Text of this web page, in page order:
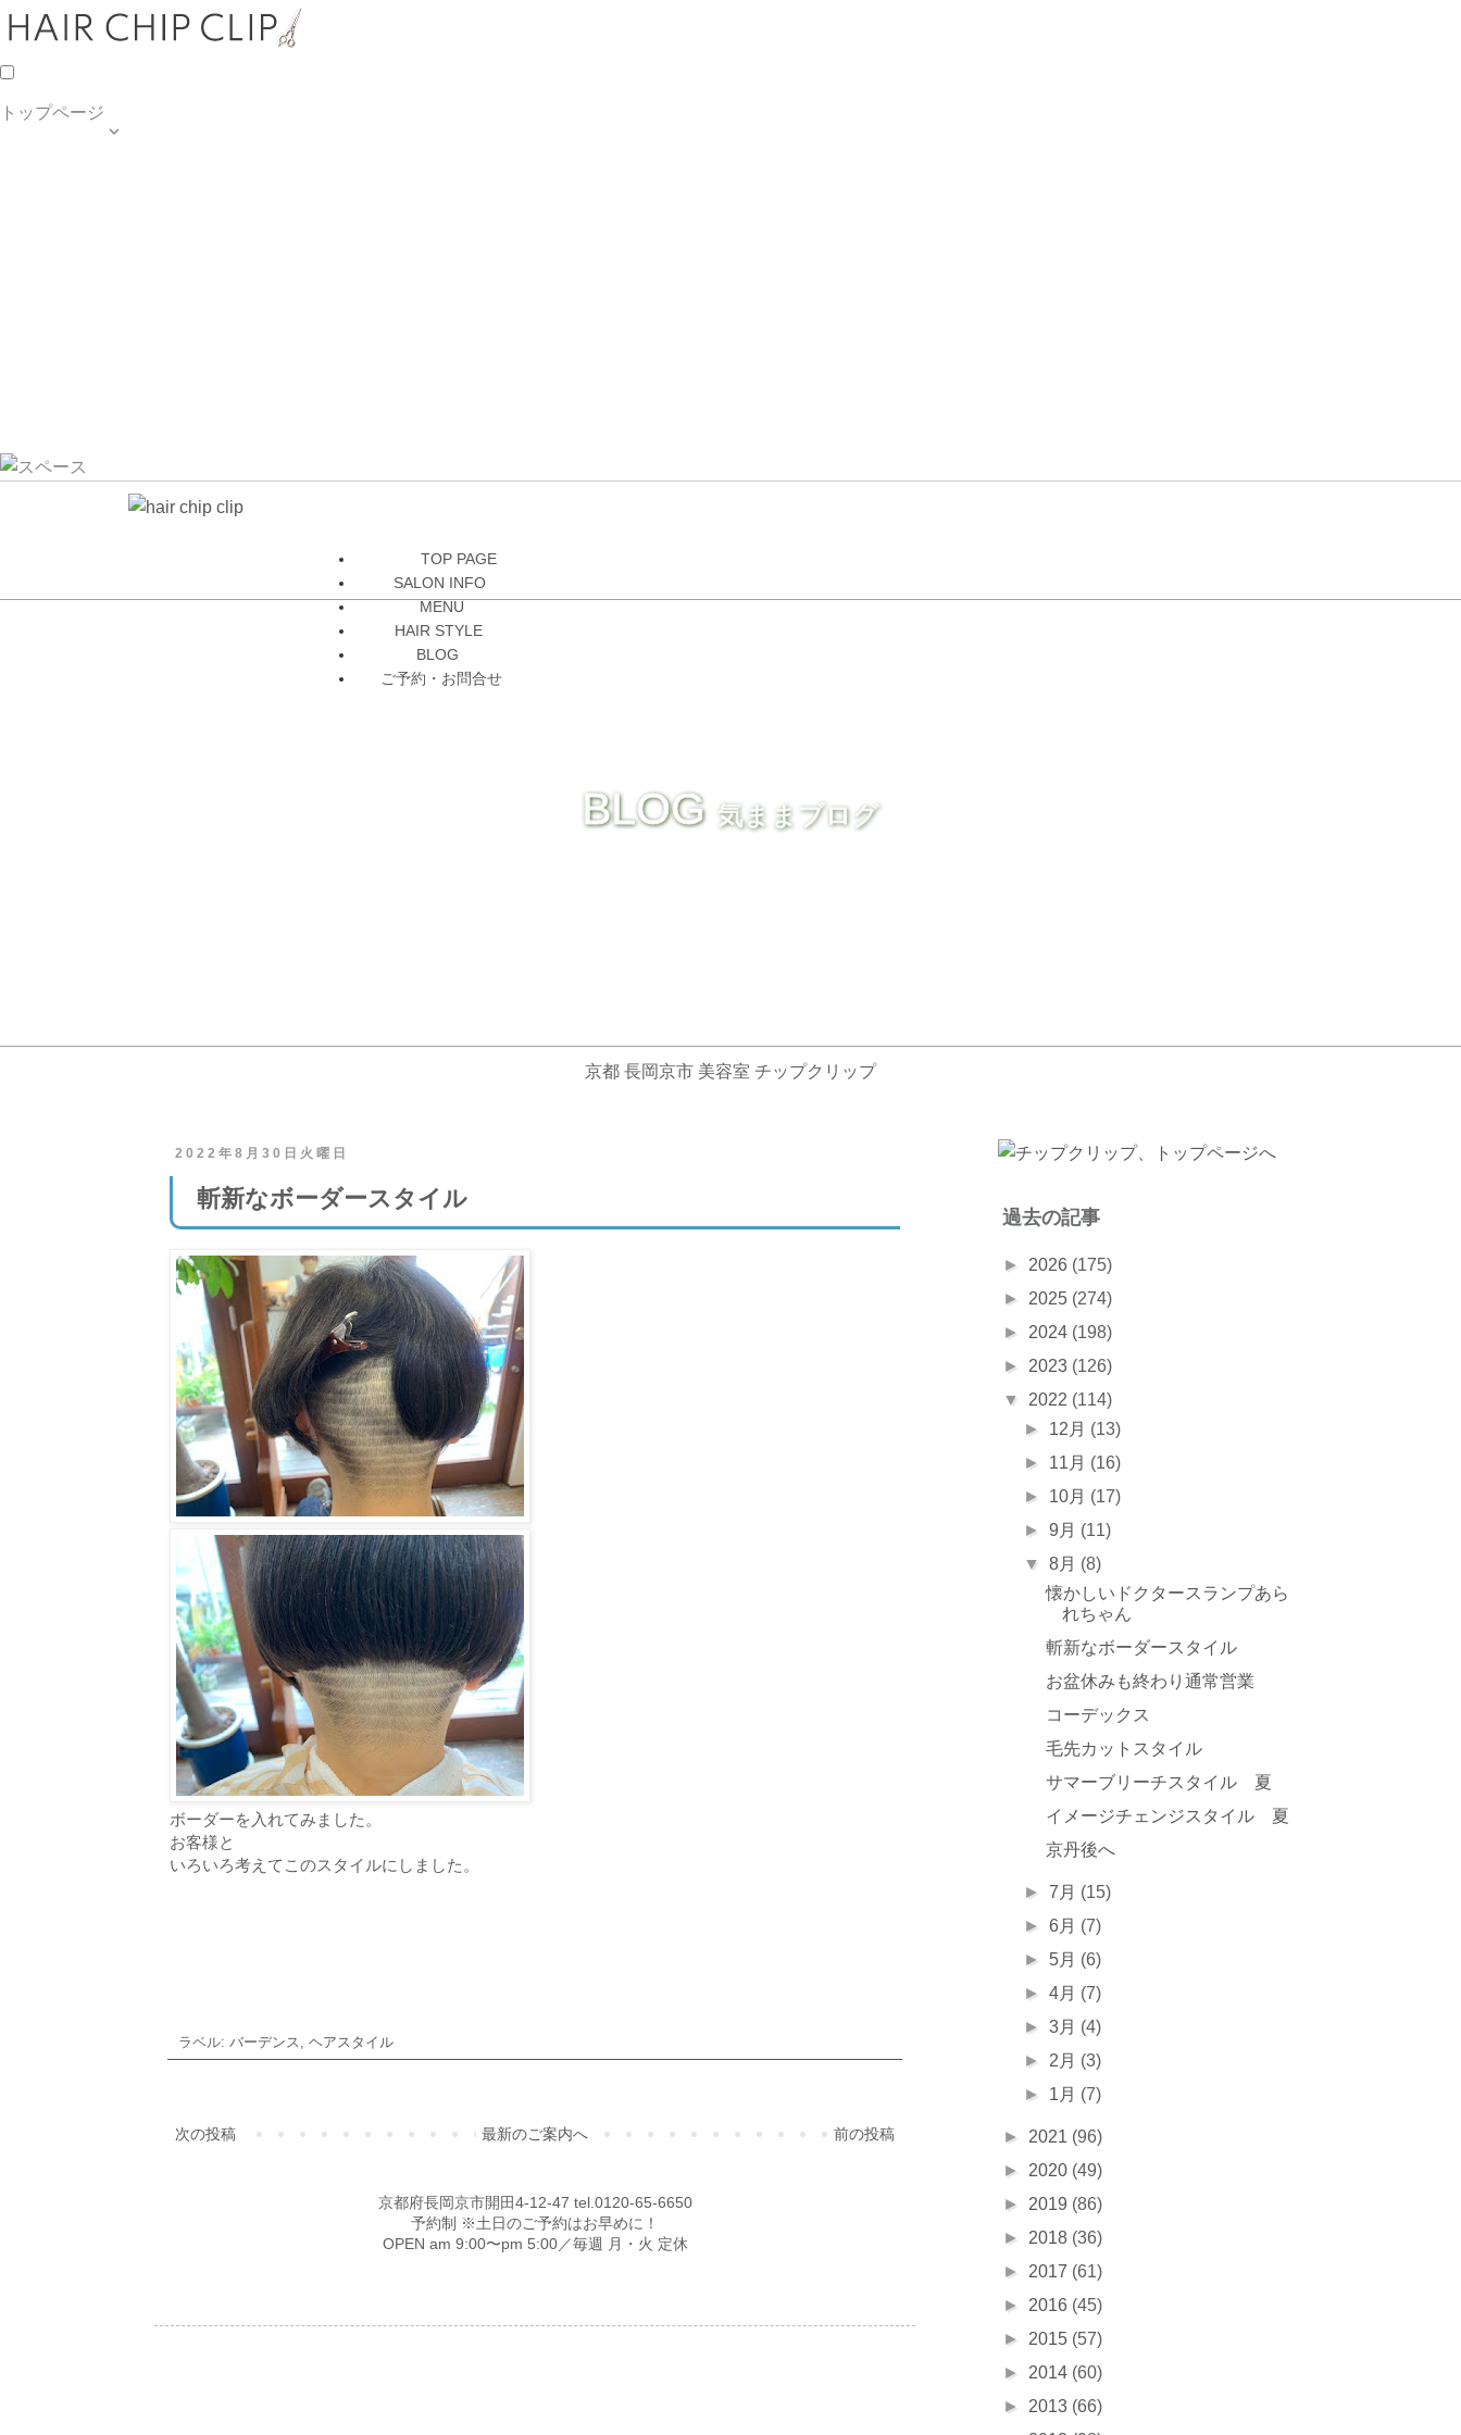
トップページ

TOP PAGE
SALON INFO
MENU
HAIR STYLE
BLOG
ご予約・お問合せ
BLOG 気ままブログ
京都 長岡京市 美容室 チップクリップ
2022年8月30日火曜日
斬新なボーダースタイル
ボーダーを入れてみました。
お客様と
いろいろ考えてこのスタイルにしました。
ラベル: バーデンス, ヘアスタイル
次の投稿 前の投稿
最新のご案内へ
京都府長岡京市開田4-12-47 tel.0120-65-6650
予約制 ※土日のご予約はお早めに！
OPEN am 9:00〜pm 5:00／毎週 月・火 定休
過去の記事
► 2026 (175)
► 2025 (274)
► 2024 (198)
► 2023 (126)
▼ 2022 (114)
► 12月 (13)
► 11月 (16)
► 10月 (17)
►9月 (11)
▼8月 (8)
懐かしいドクタースランプあら
れちゃん
斬新なボーダースタイル
お盆休みも終わり通常営業
コーデックス
毛先カットスタイル
サマーブリーチスタイル 夏
イメージチェンジスタイル 夏
京丹後へ
►7月 (15)
►6月 (7)
► 5月 (6)
►4月 (7)
►3月 (4)
► 2月 (3)
► 1月 (7)
► 2021 (96)
► 2020 (49)
► 2019 (86)
► 2018 (36)
► 2017 (61)
► 2016 (45)
► 2015 (57)
► 2014 (60)
► 2013 (66)